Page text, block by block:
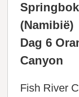
(Namibië)
Dag 6
Canyon
Fish River